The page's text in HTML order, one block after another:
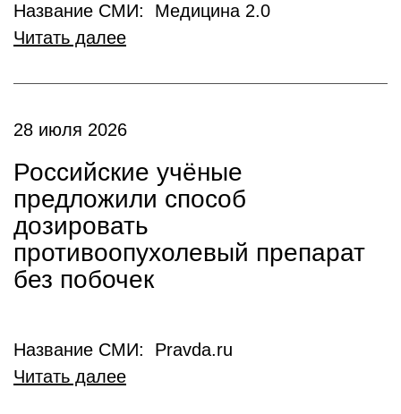
Название СМИ: Медицина 2.0
Читать далее
28 июля 2026
Российские учёные
предложили способ
дозировать
противоопухолевый препарат
без побочек
Название СМИ: Pravda.ru
Читать далее